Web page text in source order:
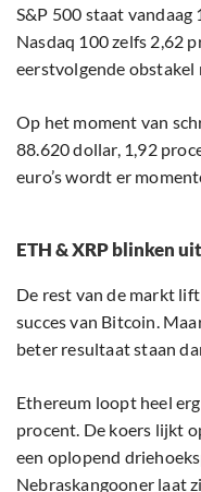
S&P 500 staat vandaag
Nasdaq 100 zelfs 2,62
eerstvolgende obstakel
Op het moment van
88.620 dollar, 1,92
euro’s wordt er
ETH & XRP blinken uit
De rest van de markt
succes van Bitcoin.
beter resultaat staan
Ethereum loopt heel
procent. De koers lijkt
een oplopend
Nebraskangooner laat